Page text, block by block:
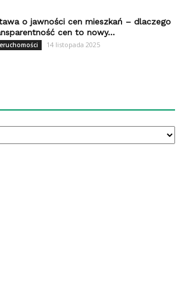
o jawności cen mieszkań – dlaczego
cen to nowy...
14 listopada 2025